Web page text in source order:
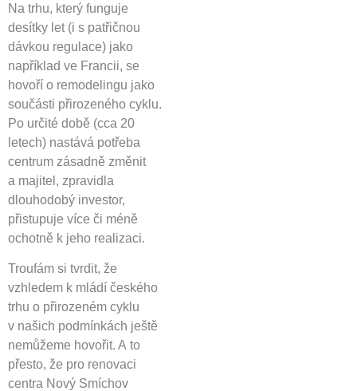
Na trhu, který funguje
desítky let (i s patřičnou
dávkou regulace) jako
například ve Francii, se
hovoří o remodelingu jako
součásti přirozeného cyklu.
Po určité době (cca 20
letech) nastává potřeba
centrum zásadně změnit
a majitel, zpravidla
dlouhodobý investor,
přistupuje více či méně
ochotně k jeho realizaci.
Troufám si tvrdit, že
vzhledem k mládí českého
trhu o přirozeném cyklu
v našich podmínkách ještě
nemůžeme hovořit. A to
přesto, že pro renovaci
centra Nový Smíchov